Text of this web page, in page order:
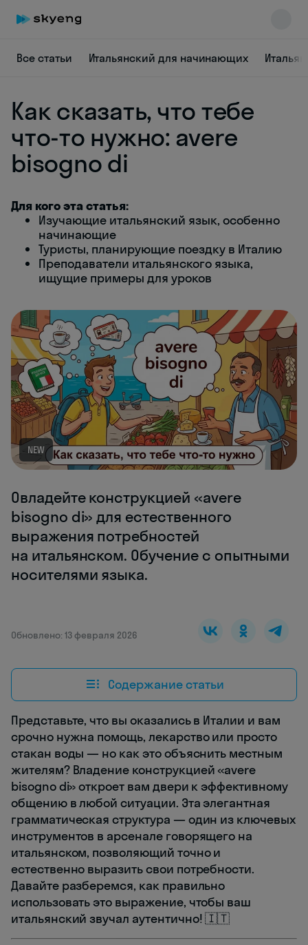
Все статьи Итальянский для начинающих
Как сказать, что тебе
что-то нужно: avere
bisogno di
Для кого эта статья:
Изучающие итальянский язык, особенно
начинающие
Туристы, планирующие поездку в Италию
Преподаватели итальянского языка,
ищущие примеры для уроков
NEW
Овладейте конструкцией «avere
bisogno di» для естественного
выражения потребностей
на итальянском. Обучение с опытными
носителями языка.
Обновлено: 13 февраля 2026
Содержание статьи
Представьте, что вы оказались в Италии и вам
срочно нужна помощь, лекарство или просто
стакан воды — но как это объяснить местным
жителям? Владение конструкцией «avere
bisogno di» откроет вам двери к эффективному
общению в любой ситуации. Эта элегантная
грамматическая структура — один из ключевых
инструментов в арсенале говорящего на
итальянском, позволяющий точно и
естественно выразить свои потребности.
Давайте разберемся, как правильно
использовать это выражение, чтобы ваш
итальянский звучал аутентично! 🇮🇹
Skyeng Chat